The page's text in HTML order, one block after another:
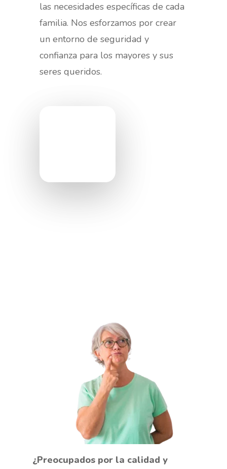
las necesidades específicas de cada
familia. Nos esforzamos por crear
un entorno de seguridad y
confianza para los mayores y sus
seres queridos.
¿Preocupados por la calidad y